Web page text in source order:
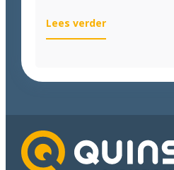
Lees verder:
Handen
mouwen
elkaar
tijdens